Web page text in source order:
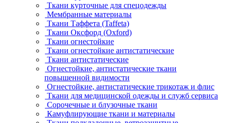
Ткани курточные для спецодежды
Мембранные материалы
Ткани Таффета (Taffeta)
Ткани Оксфорд (Oxford)
Ткани огнестойкие
Ткани огнестойкие антистатические
Ткани антистатические
Огнестойкие, антистатические ткани
повышенной видимости
Огнестойкие, антистатические трикотаж и флис
Ткани для медицинской одежды и служб сервиса
Сорочечные и блузочные ткани
Камуфлирующие ткани и материалы